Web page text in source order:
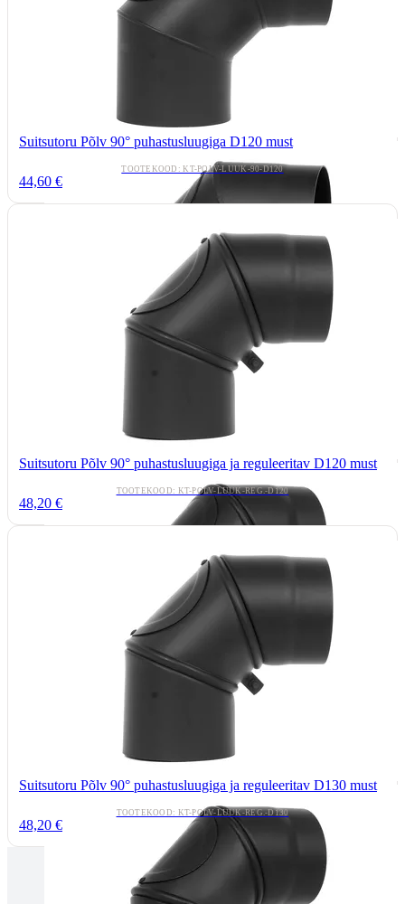
Suitsutoru Põlv 90° puhastusluugiga D120 must
TOOTEKOOD: KT-POLV-LUUK-90-D120
44,60 €
Suitsutoru Põlv 90° puhastusluugiga ja reguleeritav D120 must
TOOTEKOOD: KT-POLV-LUUK-REG.-D120
48,20 €
Suitsutoru Põlv 90° puhastusluugiga ja reguleeritav D130 must
TOOTEKOOD: KT-POLV-LUUK-REG.-D130
48,20 €
Tallinnas kaminasalong